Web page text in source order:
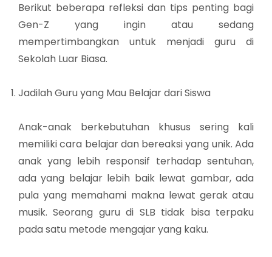
Berikut beberapa refleksi dan tips penting bagi
Gen-Z yang ingin atau sedang
mempertimbangkan untuk menjadi guru di
Sekolah Luar Biasa.
Jadilah Guru yang Mau Belajar dari Siswa
Anak-anak berkebutuhan khusus sering kali
memiliki cara belajar dan bereaksi yang unik. Ada
anak yang lebih responsif terhadap sentuhan,
ada yang belajar lebih baik lewat gambar, ada
pula yang memahami makna lewat gerak atau
musik. Seorang guru di SLB tidak bisa terpaku
pada satu metode mengajar yang kaku.